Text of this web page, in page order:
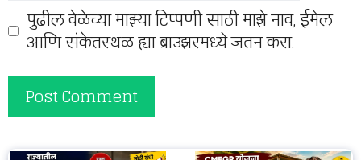
पुढील वेळेच्या माझ्या टिप्पणी साठी माझे नाव, ईमेल
आणि संकेतस्थळ ह्या ब्राउझरमध्ये जतन करा.